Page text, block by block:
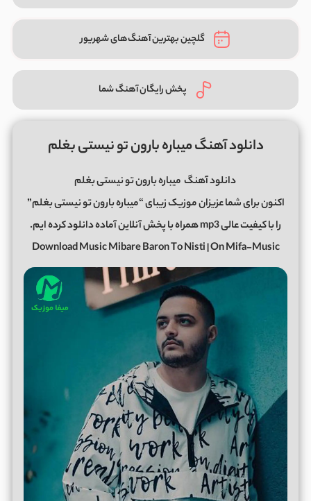
گلچین بهترین آهنگ‌های شهریور
پخش رایگان آهنگ شما
دانلود آهنگ میباره بارون تو نیستی بغلم
دانلود آهنگ میباره بارون تو نیستی بغلم
اکنون برای شما عزیزان موزیک زیبای “میباره بارون تو نیستی بغلم”
را با کیفیت عالی mp3 همراه با پخش آنلاین آماده دانلود کرده ایم.
Download Music Mibare Baron To Nisti | On Mifa-Music